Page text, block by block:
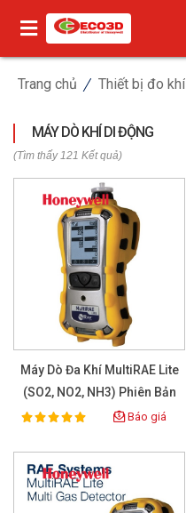
Trang chủ Thiết bị đo khí
MÁY DÒ KHÍ DI ĐỘNG
(Tìm thấy 121 Kết quả)
Máy Dò Đa Khí MultiRAE Lite
(SO2, NO2, NH3) Phiên Bản
Có Bơm
Rating:
100% Báo giá